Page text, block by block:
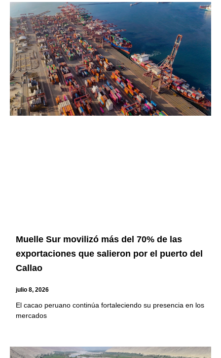
Muelle Sur movilizó más del 70% de las
exportaciones que salieron por el puerto del
Callao
julio 8, 2026
El cacao peruano continúa fortaleciendo su presencia en los
mercados
PagePage PagePage